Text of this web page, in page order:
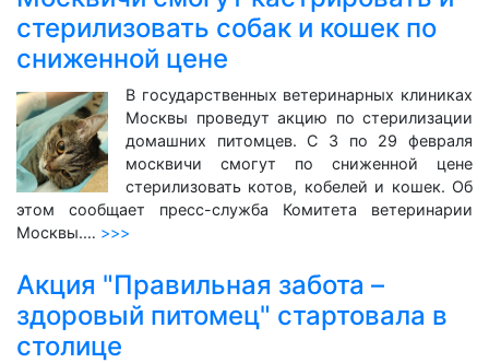
стерилизовать собак и кошек по
сниженной цене
В государственных ветеринарных клиниках
Москвы проведут акцию по стерилизации
домашних питомцев. С 3 по 29 февраля
москвичи смогут по сниженной цене
стерилизовать котов, кобелей и кошек. Об
этом сообщает пресс-служба Комитета ветеринарии
Москвы.… >>>
Акция "Правильная забота –
здоровый питомец" стартовала в
столице